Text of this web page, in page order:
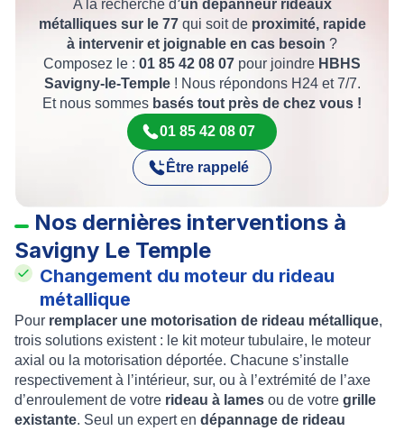
A la recherche d’un dépanneur rideaux
métalliques sur le 77qui soit de proximité, rapide
à intervenir et joignable en cas besoin ?
Composez le : 01 85 42 08 07 pour joindre HBHS
Savigny-le-Temple! Nous répondons H24 et 7/7.
Et nous sommes basés tout près de chez vous !
01 85 42 08 07
Être rappelé
Nos dernières interventions à
Savigny Le Temple
Changement du moteur du rideau
métallique
Pour remplacer une motorisation de rideau métallique,
trois solutions existent : le kit moteur tubulaire, le moteur
axial ou la motorisation déportée. Chacune s’installe
respectivement à l’intérieur, sur, ou à l’extrémité de l’axe
d’enroulement de votre rideau à lames ou de votre grille
existante. Seul un expert en dépannage de rideau